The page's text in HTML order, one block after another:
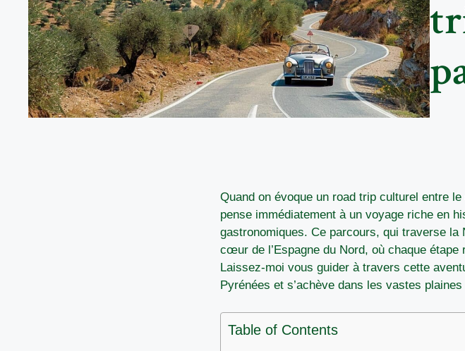
Quand on évoque un road trip culturel entre
pense immédiatement à un voyage riche en
gastronomiques. Ce parcours, qui traverse
cœur de l’Espagne du Nord, où chaque
Laissez-moi vous guider à travers cette
Pyrénées et s’achève dans les vastes plaines
Table of Contents